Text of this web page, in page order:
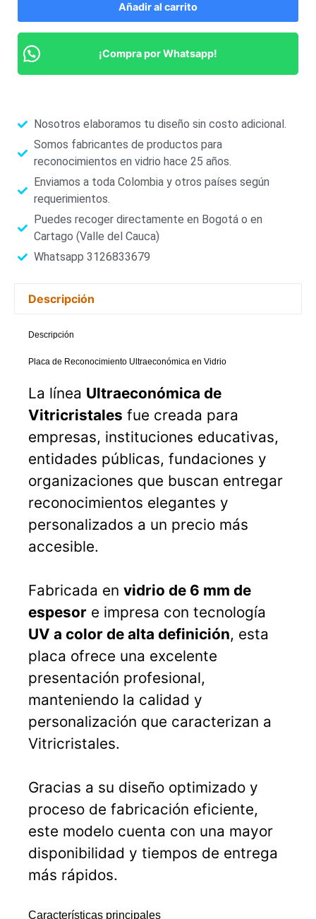
Añadir al carrito
¡Compra por Whatsapp!
Nosotros elaboramos tu diseño sin costo adicional.
Somos fabricantes de productos para
reconocimientos en vidrio hace 25 años.
Enviamos a toda Colombia y otros países según
requerimientos.
Puedes recoger directamente en Bogotá o en
Cartago (Valle del Cauca)
Whatsapp 3126833679
Descripción
Descripción
Placa de Reconocimiento Ultraeconómica en Vidrio
La línea Ultraeconómica de
Vitricristales fue creada para
empresas, instituciones educativas,
entidades públicas, fundaciones y
organizaciones que buscan entregar
reconocimientos elegantes y
personalizados a un precio más
accesible.
Fabricada en vidrio de 6 mm de
espesor e impresa con tecnología
UV a color de alta definición, esta
placa ofrece una excelente
presentación profesional,
manteniendo la calidad y
personalización que caracterizan a
Vitricristales.
Gracias a su diseño optimizado y
proceso de fabricación eficiente,
este modelo cuenta con una mayor
disponibilidad y tiempos de entrega
más rápidos.
Características principales